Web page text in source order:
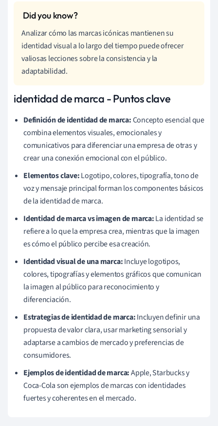
Analizar cómo las marcas icónicas mantienen su
identidad visual a lo largo del tiempo puede ofrecer
valiosas lecciones sobre la consistencia y la
adaptabilidad.
identidad de marca - Puntos clave
Definición de identidad de marca:Concepto esencial que
combina elementos visuales, emocionales y
comunicativos para diferenciar una empresa de otras y
crear una conexión emocional con el público.
Elementos clave:Logotipo, colores, tipografía, tono de
voz y mensaje principal forman los componentes básicos
de la identidad de marca.
Identidad de marca vs imagen de marca:La identidad se
refiere a lo que la empresa crea, mientras que la imagen
es cómo el público percibe esa creación.
Identidad visual de una marca:Incluye logotipos,
colores, tipografías y elementos gráficos que comunican
la imagen al público para reconocimiento y
diferenciación.
Estrategias de identidad de marca:Incluyen definir una
propuesta de valor clara, usar marketing sensorial y
adaptarse a cambios de mercado y preferencias de
consumidores.
Ejemplos de identidad de marca:Apple, Starbucks y
Coca-Cola son ejemplos de marcas con identidades
fuertes y coherentes en el mercado.